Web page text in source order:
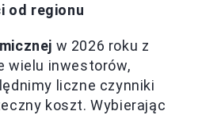
od regionu
w 2026 roku z
wielu inwestorów,
liczne czynniki
koszt. Wybierając